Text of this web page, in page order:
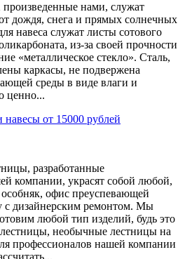
нами, служат
дождя, снега и прямых солнечных
навеса служат листы сотового
из-за своей прочности
«металлическое стекло». Сталь,
каркасы, не подвержена
среды в виде влаги и
ценно...
от 15000 рублей
разработанные
компании, украсят собой любой,
офис преуспевающей
с дизайнерским ремонтом. Мы
любой тип изделий, будь это
необычные лестницы на
профессионалов нашей компании